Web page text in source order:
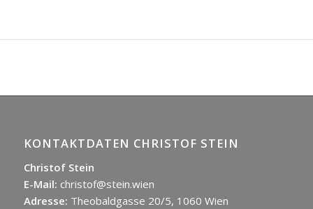
KONTAKTDATEN CHRISTOF STEIN
Christof Stein
E-Mail: christof@stein.wien
Adresse: Theobaldgasse 20/5, 1060 Wien